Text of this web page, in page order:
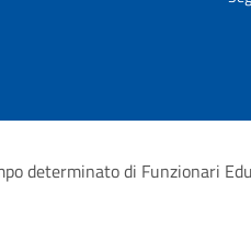
determinato di Funzionari